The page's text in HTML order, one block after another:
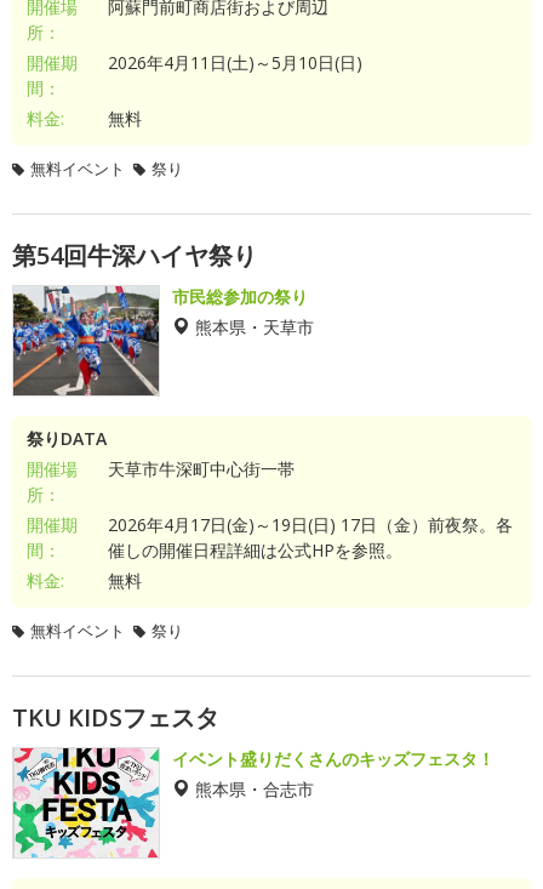
開催場
所：
阿蘇門前町商店街および周辺
開催期
間：
2026年4月11日(土)～5月10日(日)
料金: 無料
無料イベント 祭り
第54回牛深ハイヤ祭り
市民総参加の祭り
熊本県・天草市
祭りDATA
開催場
所：
天草市牛深町中心街一帯
開催期
間：
2026年4月17日(金)～19日(日) 17日（金）前夜祭。各
催しの開催日程詳細は公式HPを参照。
料金:
無料
無料イベント 祭り
TKU KIDSフェスタ
イベント盛りだくさんのキッズフェスタ！
熊本県・合志市